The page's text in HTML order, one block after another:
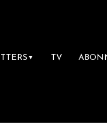
▼ TV